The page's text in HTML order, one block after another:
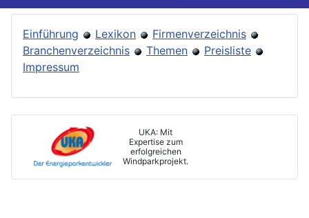
Einführung Lexikon
Firmenverzeichnis
Branchenverzeichnis
Themen
Preisliste
Impressum
UKA: Mit
Expertise zum
erfolgreichen
Windparkprojekt.